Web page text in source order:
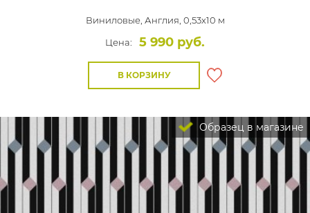
Виниловые, Англия, 0,53x10 м
Цена:
5 990 руб.
В КОРЗИНУ
Образец в магазине